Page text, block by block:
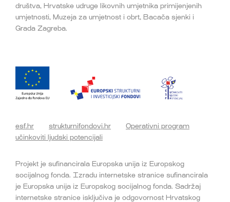
društva, Hrvatske udruge likovnih umjetnika primijenjenih
umjetnosti, Muzeja za umjetnost i obrt, Bacača sjenki i
Grada Zagreba.
esf.hr strukturnifondovi.hr
Operativni program
učinkoviti ljudski potencijali
Projekt je sufinancirala Europska unija iz Europskog
socijalnog fonda. Izradu internetske stranice sufinancirala
je Europska unija iz Europskog socijalnog fonda. Sadržaj
internetske stranice isključiva je odgovornost Hrvatskog